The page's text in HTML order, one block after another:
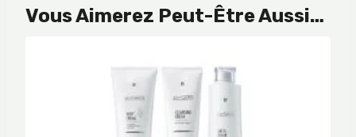
Vous Aimerez Peut-Être Aussi…